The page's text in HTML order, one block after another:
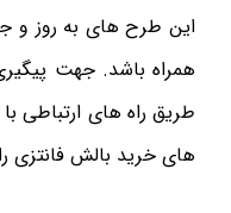
این طرح های به روز و
همراه باشد. جهت
طریق راه های ارتباطی
های خرید بالش فانتزی